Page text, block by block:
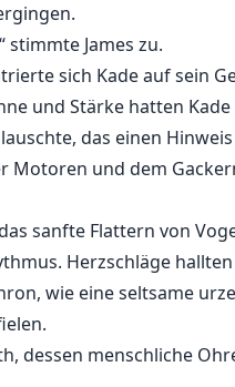
stimmte James zu.
sich Kade auf sein
und Stärke hatten
das einen
Motoren und dem
sanfte Flattern von
Herzschläge
wie eine seltsame
dessen menschliche